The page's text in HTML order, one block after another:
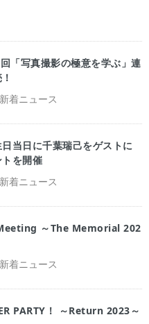
新着ニュース
写真撮影の極意を学ぶ」連
新着ニュース
当日に千葉瑞己をゲストに
を開催
新着ニュース
～The Memorial 202
PARTY！ ～Return 2023～